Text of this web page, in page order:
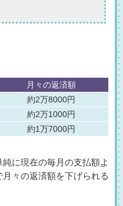
月々の返済額
約2万8000円
約2万1000円
約1万7000円
純に現在の毎月の支払額よ
々の返済額を下げられる